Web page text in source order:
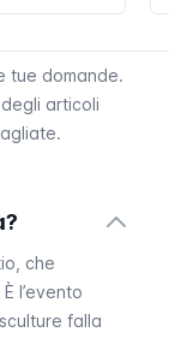
tue domande.
articoli
, che
l’evento
falla